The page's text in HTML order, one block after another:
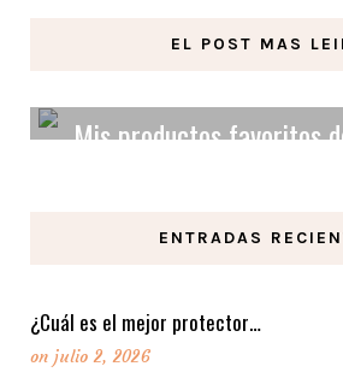
EL POST MAS
Mis productos favoritos
LEER MAS
ENTRADAS
¿Cuál es el mejor protector…
on julio 2, 2026